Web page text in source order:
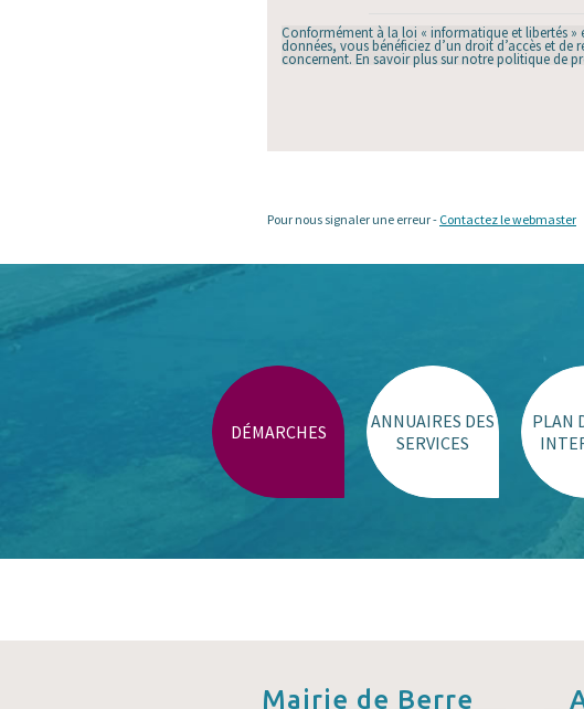
Conformément à la loi « informatique et libertés
données, vous bénéficiez d’un droit d’accès et
concernent. En savoir plus sur notre politique de
Pour nous signaler une erreur - Contactez le webmaster
DÉMARCHES
ANNUAIRES DES
SERVICES
PLAN
Mairie de Berre